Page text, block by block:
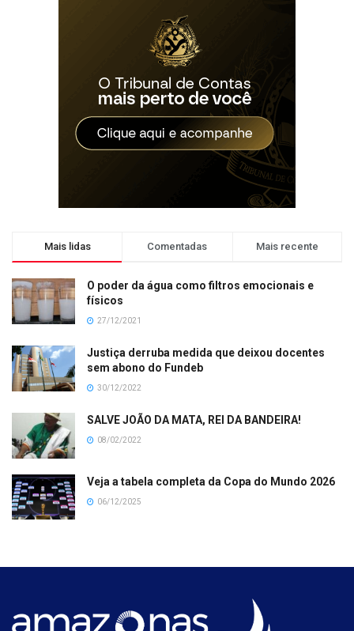
Mais lidas Comentadas Mais recente
O poder da água como filtros emocionais e
físicos
27/12/2021
Justiça derruba medida que deixou docentes
sem abono do Fundeb
30/12/2022
SALVE JOÃO DA MATA, REI DA BANDEIRA!
08/02/2022
Veja a tabela completa da Copa do Mundo 2026
06/12/2025